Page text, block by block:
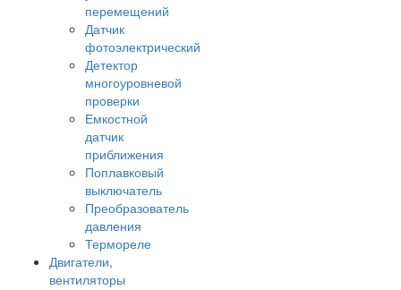
перемещений
Датчик
фотоэлектрический
Детектор
многоуровневой
проверки
Емкостной
датчик
приближения
Поплавковый
выключатель
Преобразователь
давления
Термореле
Двигатели,
вентиляторы